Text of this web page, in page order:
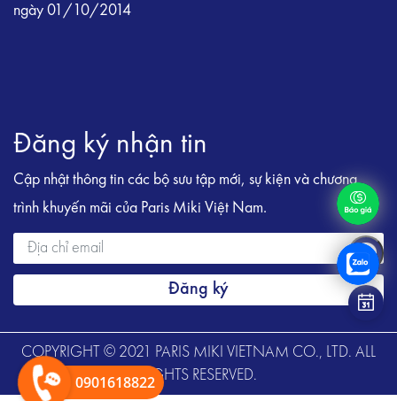
ngày 01/10/2014
Đăng ký nhận tin
Cập nhật thông tin các bộ sưu tập mới, sự kiện và chương
trình khuyến mãi của Paris Miki Việt Nam.
Đăng ký
COPYRIGHT © 2021 PARIS MIKI VIETNAM CO., LTD. ALL
RIGHTS RESERVED.
0901618822